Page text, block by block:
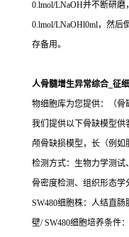
0.lmol/LNaOH并不断研
0.lmol/LNaOHl0ml，然后
存备用。
人骨髓增生异常综合_征
物细胞库为您提供：（骨
我们提供以下骨缺模型供
颅骨缺损模型，长（例如
检测方式：生物力学测试
骨密度检测、组织形态学
SW480细胞株：人结直
壁/ SW480细胞培养条件